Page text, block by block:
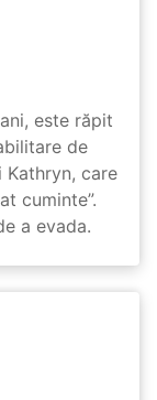
este răpit
de
Kathryn, care
cuminte”.
a evada.